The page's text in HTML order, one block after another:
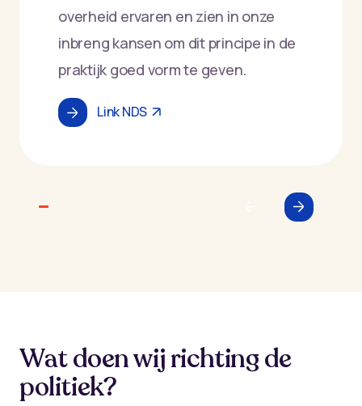
overheid ervaren en zien in onze
inbreng kansen om dit principe in de
praktijk goed vorm te geven.
Link NDS
Wat doen wij richting de
politiek?